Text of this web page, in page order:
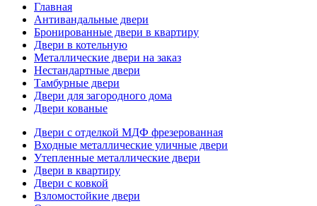
Главная
Антивандальные двери
Бронированные двери в квартиру
Двери в котельную
Металлические двери на заказ
Нестандартные двери
Тамбурные двери
Двери для загородного дома
Двери кованые
Двери с отделкой МДФ фрезерованная
Входные металлические уличные двери
Утепленные металлические двери
Двери в квартиру
Двери с ковкой
Взломостойкие двери